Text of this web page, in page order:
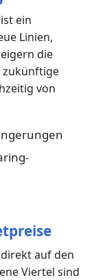
ein
Linien,
die
zukünftige
von
auf den
Viertel sind